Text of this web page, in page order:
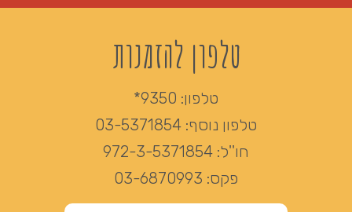
טלפון להזמנות
טלפון: 9350*
טלפון נוסף: 03-5371854
חו''ל: 972-3-5371854
פקס: 03-6870993